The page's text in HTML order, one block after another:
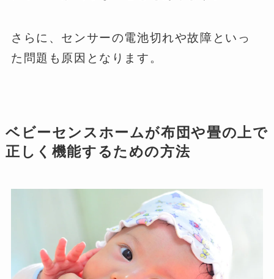
さらに、センサーの電池切れや故障といっ
た問題も原因となります。
ベビーセンスホームが布団や畳の上で
正しく機能するための方法